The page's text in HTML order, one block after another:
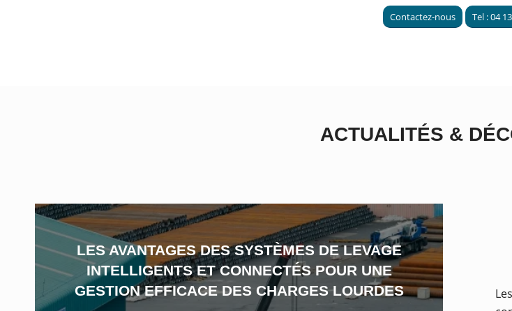
Contactez-nous Tel : 04
ACTUALITÉS &
LES AVANTAGES DES SYSTÈMES DE LEVAGE
INTELLIGENTS ET CONNECTÉS POUR UNE
GESTION EFFICACE DES CHARGES LOURDES